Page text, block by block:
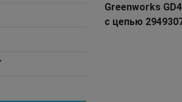
Greenworks
с цепью